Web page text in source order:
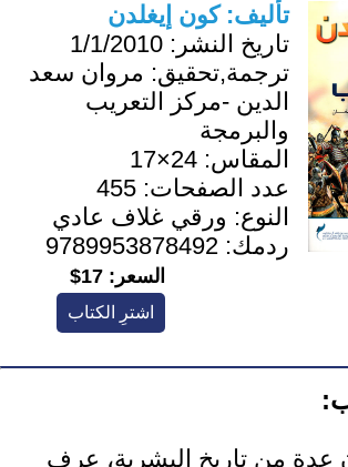
تأليف:كون إيغلدن
تاريخ النشر: 1/1/2010
ترجمة,تحقيق: مروان سعد
الدين -مركز التعريب
والبرمجة
المقاس: 24×17
عدد الصفحات: 455
النوع: ورقي غلاف عادي
ردمك: 9789953878492
السعر: 17$
اشترِ الكتاب
من تاريخ البشرية، عرف